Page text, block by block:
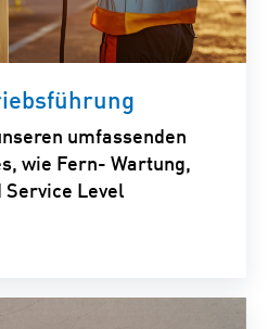
umfassenden
wie Fern- Wartung,
Level